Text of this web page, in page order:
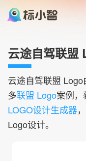
云途自驾联盟
云途自驾联盟 Logo
多联盟 Logo案例，
LOGO设计生成器
Logo设计。